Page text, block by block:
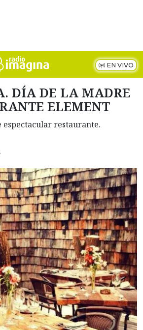
EN VIVO
DÍA DE LA MADRE
ELEMENT
espectacular restaurante.